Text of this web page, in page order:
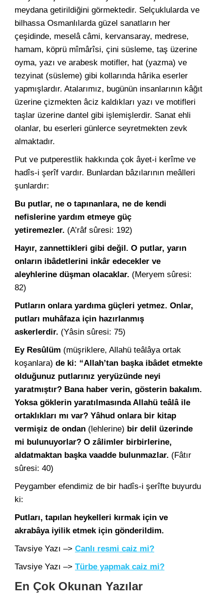
meydana getirildiğini görmektedir. Selçuklularda ve
bilhassa Osmanlılarda güzel sanatların her
çeşidinde, meselâ câmi, kervansaray, medrese,
hamam, köprü mîmârîsi, çini süsleme, taş üzerine
oyma, yazı ve arabesk motifler, hat (yazma) ve
tezyinat (süsleme) gibi kollarında hârika eserler
yapmışlardır. Atalarımız, bugünün insanlarının kâğıt
üzerine çizmekten âciz kaldıkları yazı ve motifleri
taşlar üzerine dantel gibi işlemişlerdir. Sanat ehli
olanlar, bu eserleri günlerce seyretmekten zevk
almaktadır.
Put ve putperestlik hakkında çok âyet-i kerîme ve
hadîs-i şerîf vardır. Bunlardan bâzılarının meâlleri
şunlardır:
Bu putlar, ne o tapınanlara, ne de kendi
nefislerine yardım etmeye güç
yetiremezler. (A’râf sûresi: 192)
Hayır, zannettikleri gibi değil. O putlar, yarın
onların ibâdetlerini inkâr edecekler ve
aleyhlerine düşman olacaklar. (Meryem sûresi:
82)
Putların onlara yardıma güçleri yetmez. Onlar,
putları muhâfaza için hazırlanmış
askerlerdir. (Yâsin sûresi: 75)
Ey Resûlüm (müşriklere, Allahü teâlâya ortak
koşanlara) de ki: “Allah’tan başka ibâdet etmekte
olduğunuz putlarınız yeryüzünde neyi
yaratmıştır? Bana haber verin, gösterin bakalım.
Yoksa göklerin yaratılmasında Allahü teâlâ ile
ortaklıkları mı var? Yâhud onlara bir kitap
vermişiz de ondan (lehlerine) bir delil üzerinde
mi bulunuyorlar? O zâlimler birbirlerine,
aldatmaktan başka vaadde bulunmazlar. (Fâtır
sûresi: 40)
Peygamber efendimiz de bir hadîs-i şerîfte buyurdu
ki:
Putları, tapılan heykelleri kırmak için ve
akrabâya iyilik etmek için gönderildim.
Tavsiye Yazı –> Canlı resmi caiz mi?
Tavsiye Yazı –> Türbe yapmak caiz mi?
En Çok Okunan Yazılar